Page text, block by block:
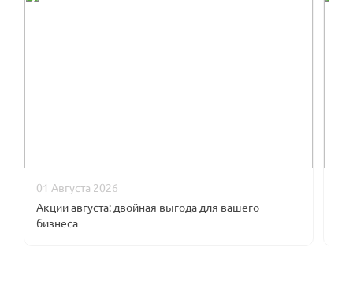
01 Августа 2026
Акции августа: двойная выгода для вашего
бизнеса